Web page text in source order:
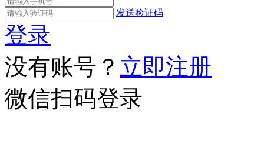
发送验证码
登录
没有账号？ 立即注册
微信扫码登录